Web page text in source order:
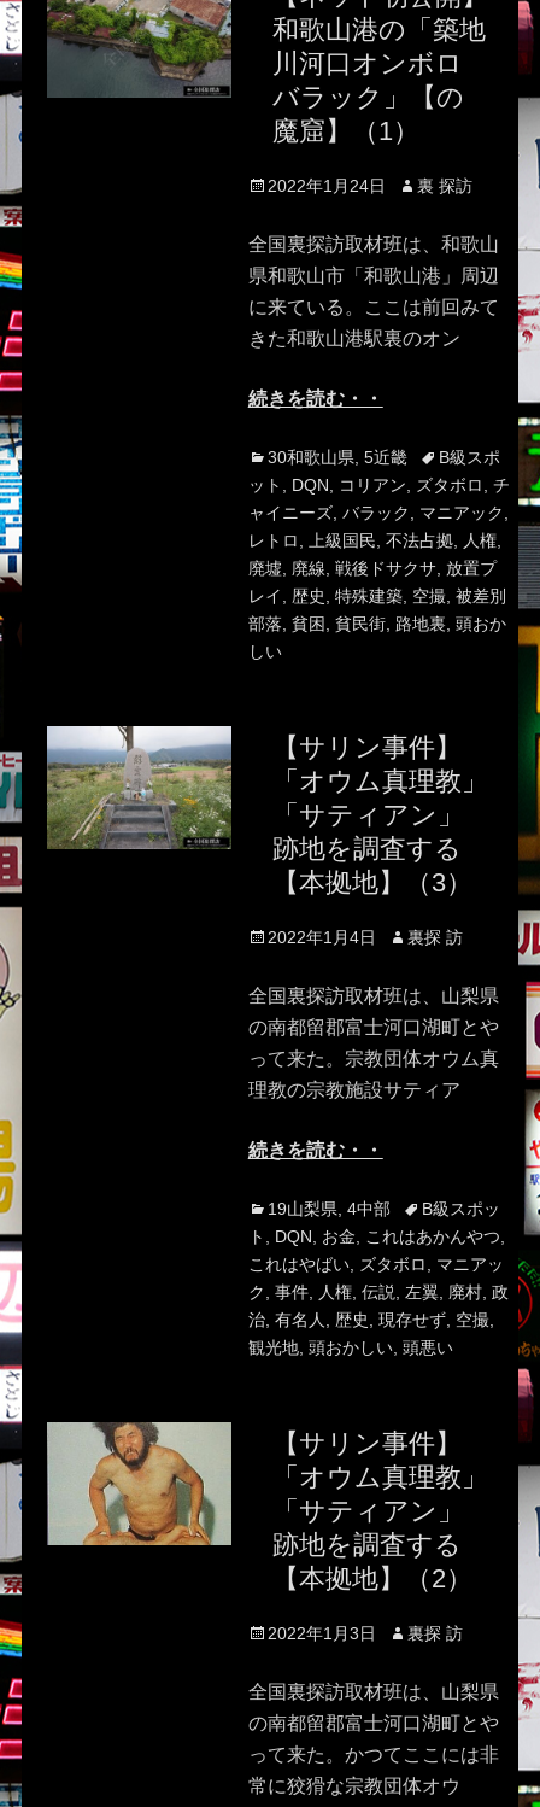
和歌山港の「築地
川河口オンボロ
バラック」【の
魔窟】（1）
Posted
2022年1月24日 Author
裏 探訪
全国裏探訪取材班は、和歌山
県和歌山市「和歌山港」周辺
に来ている。ここは前回みて
きた和歌山港駅裏のオン
続きを読む・・
Categories
30和歌山県 5近畿 TagsB級スポ
ット
DQN コリアン ズタボロ
チ
ャイニーズ, バラック マニアック
レトロ
上級国民 不法占拠, 人権,
廃墟
廃線 戦後ドサクサ, 放置プ
レイ
歴史 特殊建築, 空撮, 被差別
部落 貧困 貧民街, 路地裏 頭おか
しい
【サリン事件】
「オウム真理教」
「サティアン」
跡地を調査する
【本拠地】（3）
Posted
2022年1月4日 Author
裏探 訪
全国裏探訪取材班は、山梨県
の南都留郡富士河口湖町とや
って来た。宗教団体オウム真
理教の宗教施設サティア
続きを読む・・
Categories
19山梨県 4中部 TagsB級スポッ
ト
DQN お金 これはあかんやつ
これはやばい, ズタボロ
マニアッ
ク
事件, 人権, 伝説 左翼 廃村, 政
治, 有名人 歴史 現存せず, 空撮,
観光地, 頭おかしい, 頭悪い
【サリン事件】
「オウム真理教」
「サティアン」
跡地を調査する
【本拠地】（2）
Posted
2022年1月3日 Author
裏探 訪
全国裏探訪取材班は、山梨県
の南都留郡富士河口湖町とや
って来た。かつてここには非
常に狡猾な宗教団体オウ